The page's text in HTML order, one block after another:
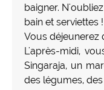
baigner.
bain et serviettes !
Vous déjeunerez
L'après-midi,
Singaraja, un
des légumes,